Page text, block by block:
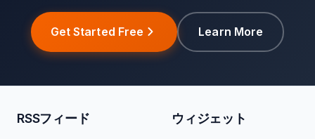
Get Started Free Learn More
RSSフィード ウィジェット